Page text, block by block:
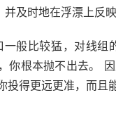
及时地在浮漂上反映
一般比较猛，对线组
你根本抛不出去。
得更远更准，而且